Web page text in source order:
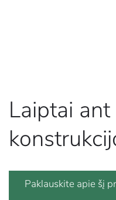
Laiptai
Paklauskite apie šį